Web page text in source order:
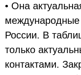
• Она
международные
России. В
только
контактами.